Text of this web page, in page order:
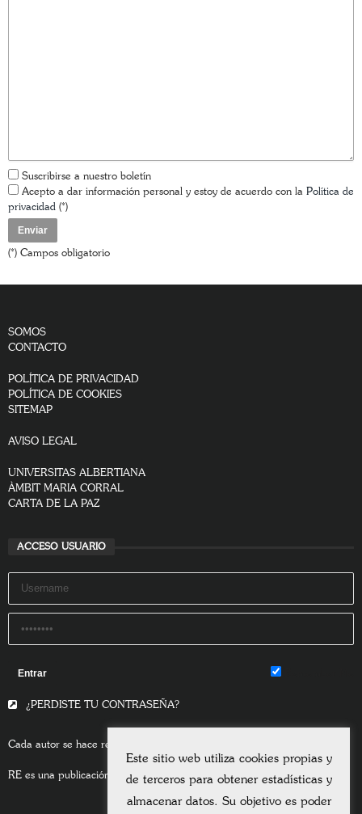
Suscribirse a nuestro boletín
Acepto a dar información personal y estoy de acuerdo con la Política de
privacidad (*)
(*) Campos obligatorio
SOMOS
CONTACTO
POLÍTICA DE PRIVACIDAD
POLÍTICA DE COOKIES
SITEMAP
AVISO LEGAL
UNIVERSITAS ALBERTIANA
ÀMBIT MARIA CORRAL
CARTA DE LA PAZ
ACCESO USUARIO
¿PERDISTE TU CONTRASEÑA?
Cada autor se hace responsable del contenido de sus escritos.
RE es una publicación asociada a la Universitas Albertiana.
Este sitio web utiliza cookies propias y
de terceros para obtener estadísticas y
almacenar datos. Su objetivo es poder